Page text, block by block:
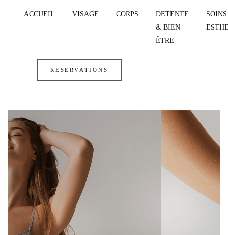
ACCUEIL VISAGE CORPS
DETENTE
& BIEN-
ÊTRE
SOINS
RESERVATIONS